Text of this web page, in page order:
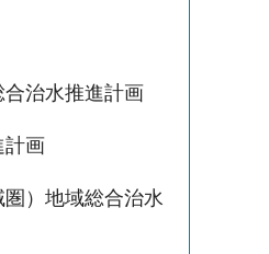
治水推進計画
計画
）地域総合治水